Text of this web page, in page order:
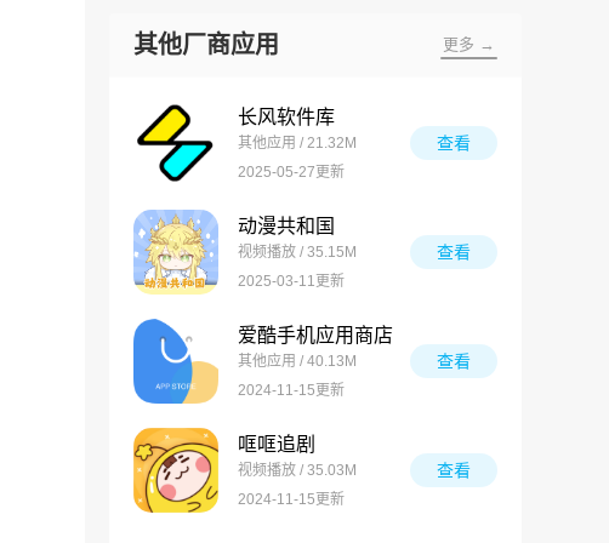
其他厂商应用 更多 →
长风软件库
其他应用 / 21.32M
2025-05-27更新
查看
动漫共和国
视频播放 / 35.15M
2025-03-11更新
查看
爱酷手机应用商店
其他应用 / 40.13M
2024-11-15更新
查看
哐哐追剧
视频播放 / 35.03M
2024-11-15更新
查看